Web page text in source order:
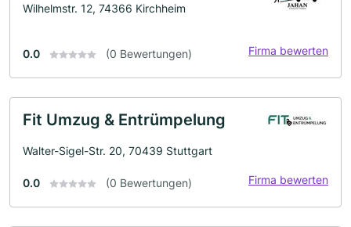
Wilhelmstr. 12, 74366 Kirchheim
0.0 (0 Bewertungen) Firma bewerten
Fit Umzug & Entrümpelung
Walter-Sigel-Str. 20, 70439 Stuttgart
0.0 (0 Bewertungen) Firma bewerten